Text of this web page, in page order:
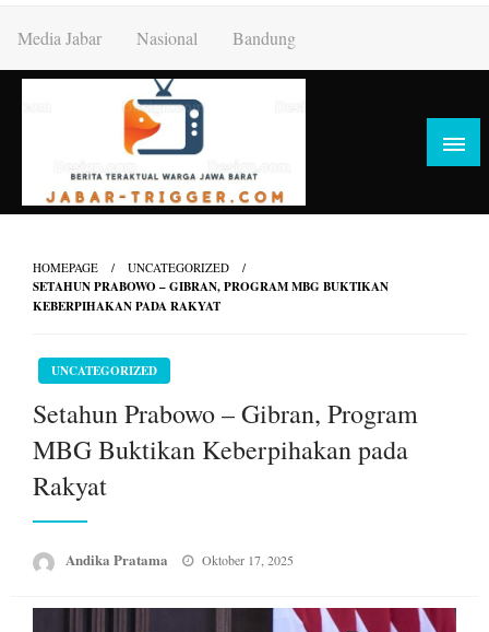
content
Media Jabar Nasional Bandung
HOMEPAGE UNCATEGORIZED
SETAHUN PRABOWO – GIBRAN, PROGRAM MBG BUKTIKAN
KEBERPIHAKAN PADA RAKYAT
UNCATEGORIZED
Setahun Prabowo – Gibran, Program
MBG Buktikan Keberpihakan pada
Rakyat
Andika Pratama
Posted
Oktober 17, 2025